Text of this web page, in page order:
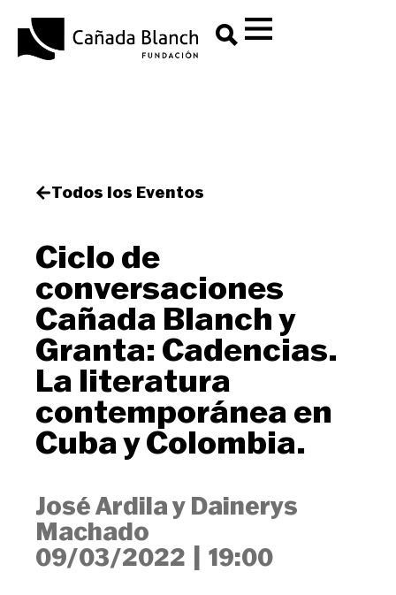
Todos los Eventos
Ciclo de
conversaciones
Cañada Blanch y
Granta: Cadencias.
La literatura
contemporánea en
Cuba y Colombia.
José Ardila y Dainerys
Machado
09/03/2022
19:00